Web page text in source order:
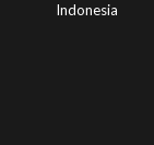
Indonesia